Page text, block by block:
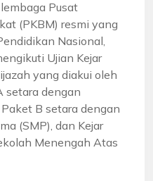
Pusat
(PKBM) resmi yang
Nasional,
Ujian Kejar
yang diakui oleh
setara dengan
B setara dengan
(SMP), dan Kejar
Menengah Atas